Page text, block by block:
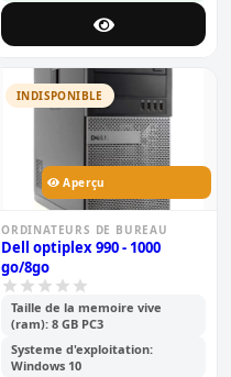
INDISPONIBLE
Aperçu
ORDINATEURS DE BUREAU
Dell optiplex 990 - 1000
go/8go
Taille de la memoire vive
(ram): 8 GB PC3
Systeme d'exploitation:
Windows 10